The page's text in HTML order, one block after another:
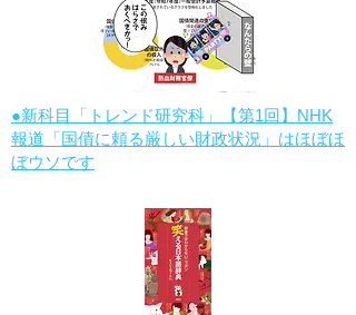
●新科目「トレンド研究科」【第1回】NHK
報道「国債に頼る厳しい財政状況」はほぼほ
ぼウソです